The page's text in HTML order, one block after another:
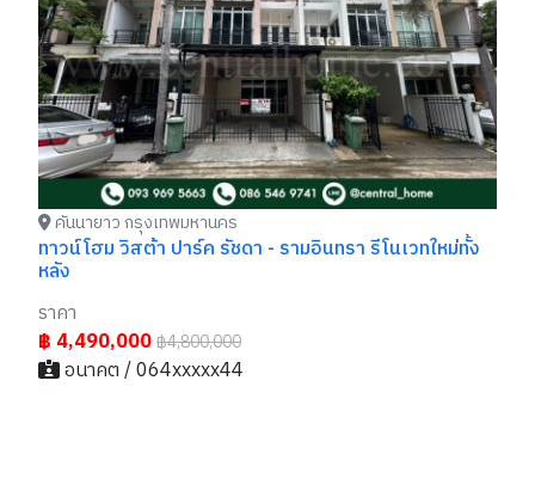
คันนายาว กรุงเทพมหานคร
ทาวน์โฮม วิสต้า ปาร์ค รัชดา - รามอินทรา รีโนเวทใหม่ทั้ง
หลัง
ราคา
฿ 4,490,000฿4,800,000
อนาคต / 064xxxxx44